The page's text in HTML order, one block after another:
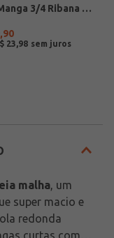
Blusa Manga 3/4 Ribana Autentique Feminina OFF WHITE
,90
23 98
malha , um
super macio e
redonda
curtas com